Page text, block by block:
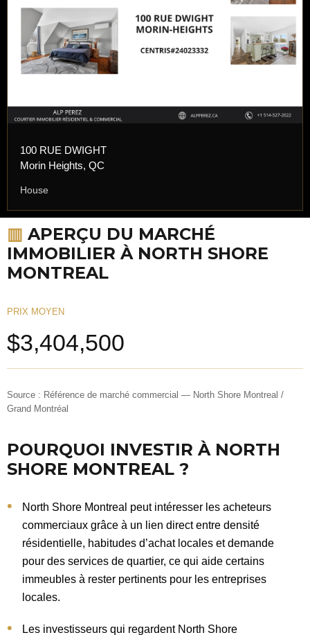
100 RUE DWIGHT
Morin Heights, QC
House
▥ APERÇU DU MARCHÉ
IMMOBILIER À NORTH SHORE
MONTREAL
PRIX MOYEN
$3,404,500
Source : Référence de marché commercial — North Shore Montreal /
Grand Montréal
POURQUOI INVESTIR À NORTH
SHORE MONTREAL ?
North Shore Montreal peut intéresser les acheteurs
commerciaux grâce à un lien direct entre densité
résidentielle, habitudes d’achat locales et demande
pour des services de quartier, ce qui aide certains
immeubles à rester pertinents pour les entreprises
locales.
Les investisseurs qui regardent North Shore